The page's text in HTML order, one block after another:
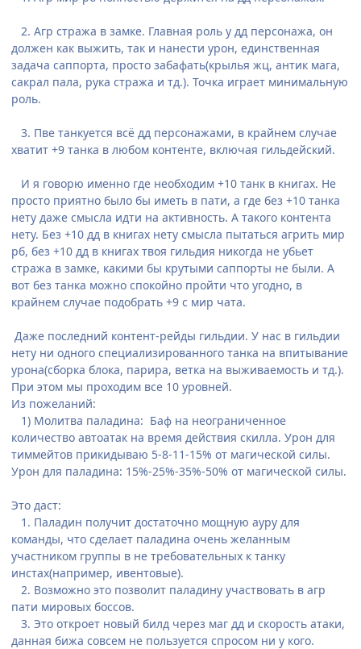
2. Агр стража в замке. Главная роль у дд персонажа, он
должен как выжить, так и нанести урон, единственная
задача саппорта, просто забафать(крылья жц, антик мага,
сакрал пала, рука стража и тд.). Точка играет минимальную
роль.
3. Пве танкуется всё дд персонажами, в крайнем случае
хватит +9 танка в любом контенте, включая гильдейский.
И я говорю именно где необходим +10 танк в книгах. Не
просто приятно было бы иметь в пати, а где без +10 танка
нету даже смысла идти на активность. А такого контента
нету. Без +10 дд в книгах нету смысла пытаться агрить мир
рб, без +10 дд в книгах твоя гильдия никогда не убьет
стража в замке, какими бы крутыми саппорты не были. А
вот без танка можно спокойно пройти что угодно, в
крайнем случае подобрать +9 с мир чата.
Даже последний контент-рейды гильдии. У нас в гильдии
нету ни одного специализированного танка на впитывание
урона(сборка блока, парира, ветка на выживаемость и тд.).
При этом мы проходим все 10 уровней.
Из пожеланий:
1) Молитва паладина: Баф на неограниченное
количество автоатак на время действия скилла. Урон для
тиммейтов прикидываю 5-8-11-15% от магической силы.
Урон для паладина: 15%-25%-35%-50% от магической силы.
Это даст:
1. Паладин получит достаточно мощную ауру для
команды, что сделает паладина очень желанным
участником группы в не требовательных к танку
инстах(например, ивентовые).
2. Возможно это позволит паладину участвовать в агр
пати мировых боссов.
3. Это откроет новый билд через маг дд и скорость атаки,
данная бижа совсем не пользуется спросом ни у кого.